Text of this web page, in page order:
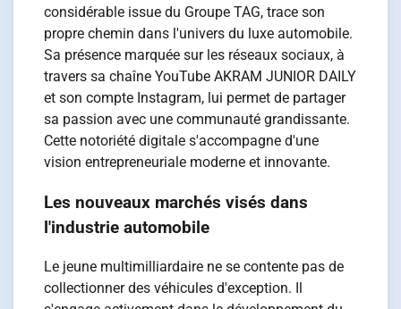
considérable issue du Groupe TAG, trace son
propre chemin dans l'univers du luxe automobile.
Sa présence marquée sur les réseaux sociaux, à
travers sa chaîne YouTube AKRAM JUNIOR DAILY
et son compte Instagram, lui permet de partager
sa passion avec une communauté grandissante.
Cette notoriété digitale s'accompagne d'une
vision entrepreneuriale moderne et innovante.
Les nouveaux marchés visés dans
l'industrie automobile
Le jeune multimilliardaire ne se contente pas de
collectionner des véhicules d'exception. Il